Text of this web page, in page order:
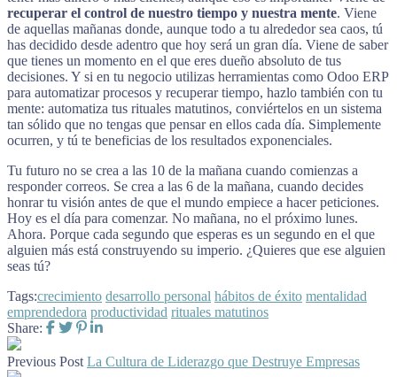
recuperar el control de nuestro tiempo y nuestra mente. Viene
de aquellas mañanas donde, aunque todo a tu alrededor sea caos, tú
has decidido desde adentro que hoy será un gran día. Viene de saber
que tienes un momento en el que eres dueño absoluto de tus
decisiones. Y si en tu negocio utilizas herramientas como Odoo ERP
para automatizar procesos y recuperar tiempo, hazlo también con tu
mente: automatiza tus rituales matutinos, conviértelos en un sistema
tan sólido que no tengas que pensar en ellos cada día. Simplemente
ocurren, y tú te beneficias de los resultados exponenciales.
Tu futuro no se crea a las 10 de la mañana cuando comienzas a
responder correos. Se crea a las 6 de la mañana, cuando decides
honrar tu visión antes de que el mundo empiece a hacer peticiones.
Hoy es el día para comenzar. No mañana, no el próximo lunes.
Ahora. Porque cada segundo que esperas es un segundo en el que
alguien más está construyendo su imperio. ¿Quieres que ese alguien
seas tú?
Tags:crecimiento desarrollo personal hábitos de éxito mentalidad
emprendedora productividad rituales matutinos
Share:
Previous Post La Cultura de Liderazgo que Destruye Empresas